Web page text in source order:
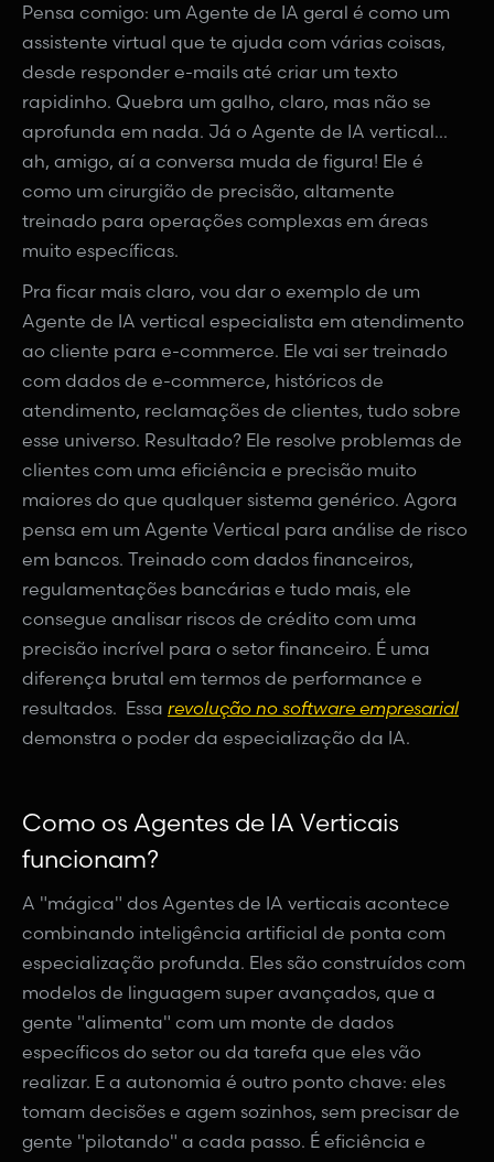
Pensa comigo: um Agente de IA geral é como um
assistente virtual que te ajuda com várias coisas,
desde responder e-mails até criar um texto
rapidinho. Quebra um galho, claro, mas não se
aprofunda em nada. Já o Agente de IA vertical...
ah, amigo, aí a conversa muda de figura! Ele é
como um cirurgião de precisão, altamente
treinado para operações complexas em áreas
muito específicas.
Pra ficar mais claro, vou dar o exemplo de um
Agente de IA vertical especialista em atendimento
ao cliente para e-commerce. Ele vai ser treinado
com dados de e-commerce, históricos de
atendimento, reclamações de clientes, tudo sobre
esse universo. Resultado? Ele resolve problemas de
clientes com uma eficiência e precisão muito
maiores do que qualquer sistema genérico. Agora
pensa em um Agente Vertical para análise de risco
em bancos. Treinado com dados financeiros,
regulamentações bancárias e tudo mais, ele
consegue analisar riscos de crédito com uma
precisão incrível para o setor financeiro. É uma
diferença brutal em termos de performance e
resultados. Essa revolução no software empresarial
demonstra o poder da especialização da IA.
Como os Agentes de IA Verticais
funcionam?
A "mágica" dos Agentes de IA verticais acontece
combinando inteligência artificial de ponta com
especialização profunda. Eles são construídos com
modelos de linguagem super avançados, que a
gente "alimenta" com um monte de dados
específicos do setor ou da tarefa que eles vão
realizar. E a autonomia é outro ponto chave: eles
tomam decisões e agem sozinhos, sem precisar de
gente "pilotando" a cada passo. É eficiência e